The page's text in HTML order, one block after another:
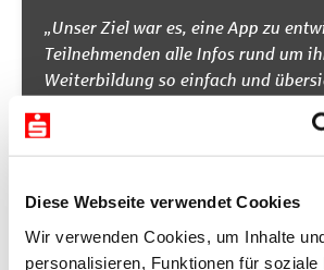
Diese Webseite verwendet Cookies
Wir verwenden Cookies, um Inhalte
personalisieren, Funktionen für soziale
„Unser Ziel war es, eine App zu
Teilnehmenden alle Infos rund um
Weiterbildung so einfach und
Hierzu haben wir unser
des gesamten Bildungskataloges in